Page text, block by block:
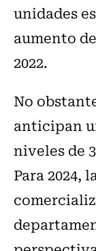
unidades
aumento
2022.
No
anticipan
niveles de
Para 2024,